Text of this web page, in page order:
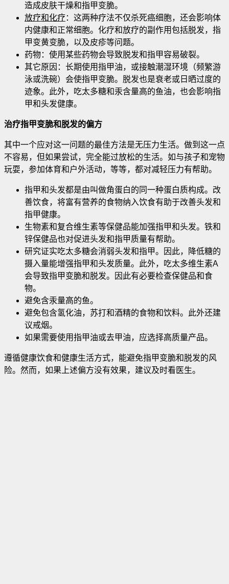
造成皮肤干燥和指甲变脆。
放疗和化疗：这两种疗法不仅杀死癌细胞，还会影响体
内健康和正常细胞。化疗和放疗的副作用包括脱发，指
甲变黄变脆，以及皮疹等问题。
药物：使用某些药物会导致脱发和指甲容易破裂。
其它原因：长期使用指甲油，或接触潮湿环境（频繁游
泳或洗碗）会使指甲变脆。脱发也是衰老或日晒过度的
迹象。此外，吃太多糖和汞含量高的鱼油，也会影响指
甲和头发健康。
治疗指甲变脆和脱发的偏方
其中一个应对这一问题的最佳方法是无压力生活。做到这一点
不容易，但如果尝试，完全能过放松的生活。如与孩子和宠物
玩耍，参加体育和户外活动，等等，都对减轻压力有帮助。
指甲和头发都是由叫做角蛋白的同一种蛋白质构成。改
善饮食，将富有营养的食物纳入饮食有助于改善头发和
指甲健康。
生物素和复合维生素等保健品能加强指甲和头发。铁和
锌保健品也对促进头发和指甲质量有帮助。
研究证实吃太多糖会消弱头发和指甲。因此，降低糖的
摄入量能增强指甲和头发质量。此外，吃太多维生素A
会导致指甲变脆和脱发。因此有必要检查保健品和食
物。
避免含汞量高的鱼。
避免包含氢化油，苏打和酒精的食物和饮料。此外还建
议戒烟。
如果需要使用指甲油或去甲油，应选择高质量产品。
遵循健康饮食和健康生活方式，能避免指甲变脆和脱发的风
险。然而，如果上述偏方没有效果，建议及时看医生。